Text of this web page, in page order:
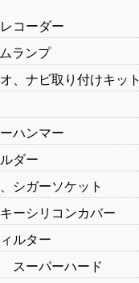
コーダー
ランプ
、ナビ取り付けキット
ハンマー
ダー
シガーソケット
ーシリコンカバー
ルター
スーパーハード